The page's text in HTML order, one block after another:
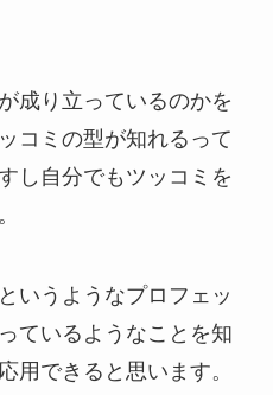
成り立っているのかを
コミの型が知れるって
し自分でもツッコミを
いうようなプロフェッ
ているようなことを知
用できると思います。